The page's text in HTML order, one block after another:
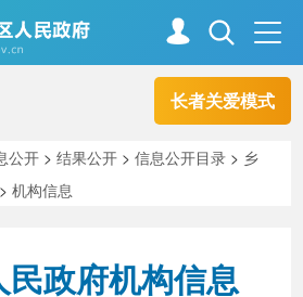
长者关爱模式
走进资阳
公开 >结果公开 >信息公开目录 > 乡
>机构信息
政府机构信息